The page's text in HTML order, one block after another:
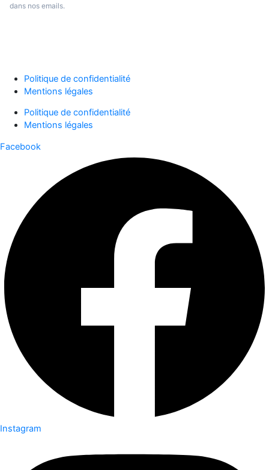
dans nos emails.
Politique de confidentialité
Mentions légales
Politique de confidentialité
Mentions légales
Facebook
Instagram